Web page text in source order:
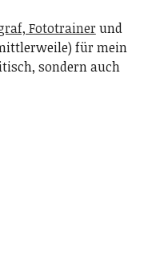
Fototrainer und
für mein
sondern auch